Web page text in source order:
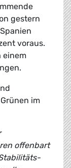
gestern
voraus.
einem
im
offenbart